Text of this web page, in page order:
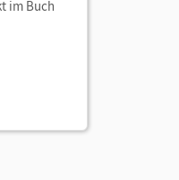
im Buch